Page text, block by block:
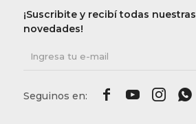
¡Suscribite y recibí todas nuestras
novedades!
   